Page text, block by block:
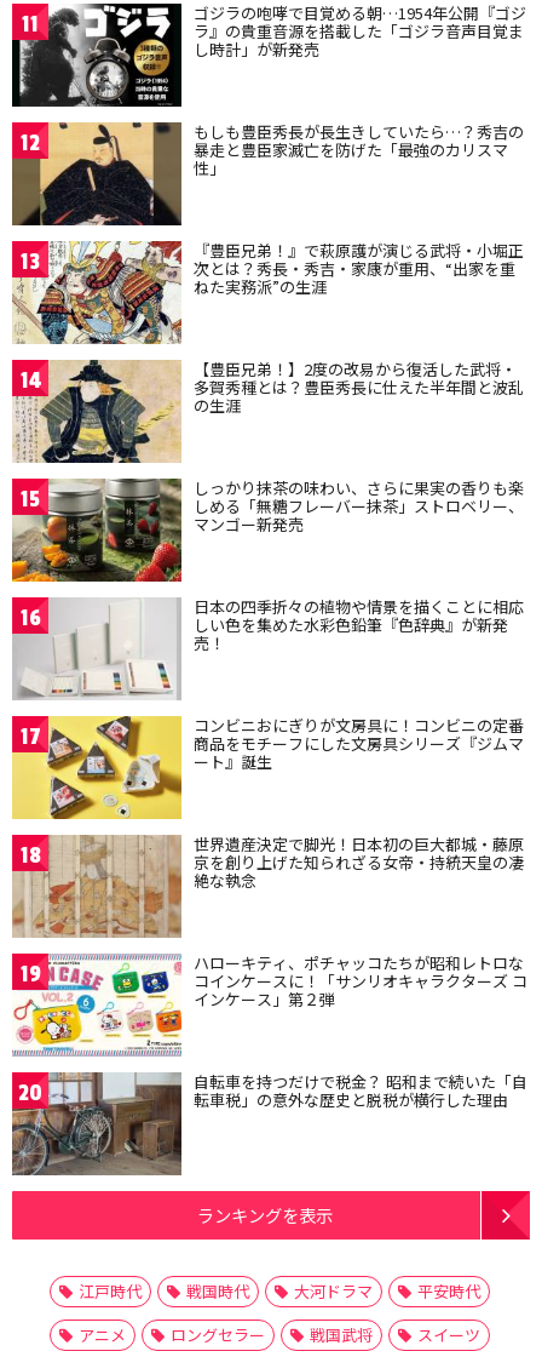
11 ゴジラの咆哮で目覚める朝…1954年公開『ゴジ
ラ』の貴重音源を搭載した「ゴジラ音声目覚ま
し時計」が新発売
12 もしも豊臣秀長が長生きしていたら…？秀吉の
暴走と豊臣家滅亡を防げた「最強のカリスマ
性」
13 『豊臣兄弟！』で萩原護が演じる武将・小堀正
次とは？秀長・秀吉・家康が重用、“出家を重
ねた実務派”の生涯
14 【豊臣兄弟！】2度の改易から復活した武将・
多賀秀種とは？豊臣秀長に仕えた半年間と波乱
の生涯
15 しっかり抹茶の味わい、さらに果実の香りも楽
しめる「無糖フレーバー抹茶」ストロベリー、
マンゴー新発売
16 日本の四季折々の植物や情景を描くことに相応
しい色を集めた水彩色鉛筆『色辞典』が新発
売！
17 コンビニおにぎりが文房具に！コンビニの定番
商品をモチーフにした文房具シリーズ『ジムマ
ート』誕生
18 世界遺産決定で脚光！日本初の巨大都城・藤原
京を創り上げた知られざる女帝・持統天皇の凄
絶な執念
19 ハローキティ、ポチャッコたちが昭和レトロな
コインケースに！「サンリオキャラクターズ コ
インケース」第２弾
20 自転車を持つだけで税金？ 昭和まで続いた「自
転車税」の意外な歴史と脱税が横行した理由
ランキングを表示
江戸時代 戦国時代 大河ドラマ
平安時代
アニメ
ロングセラー 戦国武将
スイーツ